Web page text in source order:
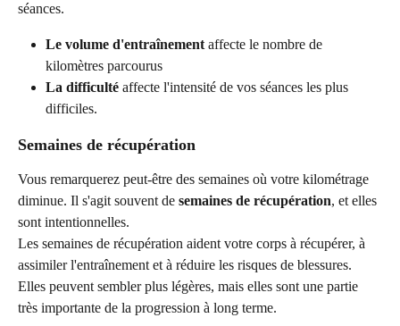
séances.
Le volume d'entraînement affecte le nombre de
kilomètres parcourus
La difficulté affecte l'intensité de vos séances les plus
difficiles.
Semaines de récupération
Vous remarquerez peut-être des semaines où votre kilométrage
diminue. Il s'agit souvent de semaines de récupération, et elles
sont intentionnelles.
Les semaines de récupération aident votre corps à récupérer, à
assimiler l'entraînement et à réduire les risques de blessures.
Elles peuvent sembler plus légères, mais elles sont une partie
très importante de la progression à long terme.